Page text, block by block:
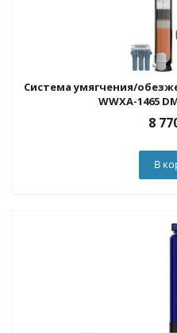
Система умягчения/
WWXA-1465
8
В